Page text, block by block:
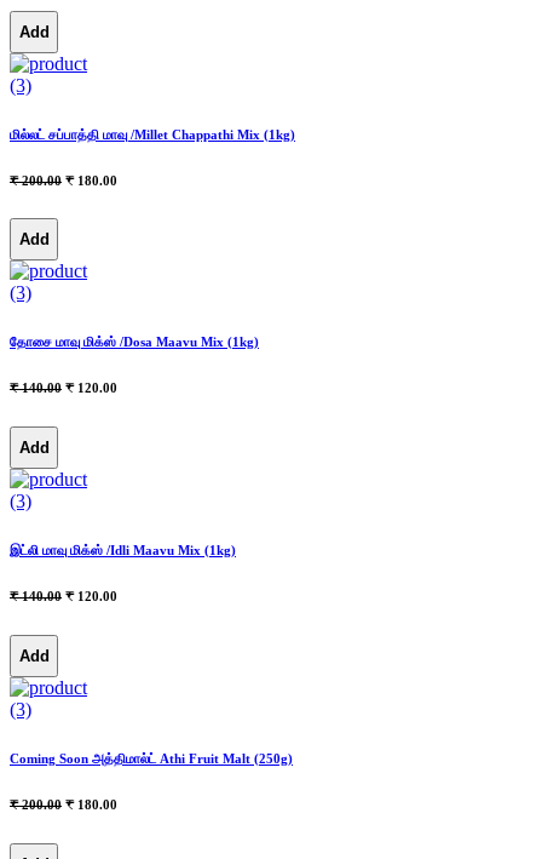
Add
(3)
மில்லட் சப்பாத்தி மாவு /Millet Chappathi Mix (1kg)
₹ 200.00 ₹ 180.00
Add
(3)
தோசை மாவு மிக்ஸ் /Dosa Maavu Mix (1kg)
₹ 140.00 ₹ 120.00
Add
(3)
இட்லி மாவு மிக்ஸ் /Idli Maavu Mix (1kg)
₹ 140.00 ₹ 120.00
Add
(3)
Coming Soon அத்திமால்ட் Athi Fruit Malt (250g)
₹ 200.00 ₹ 180.00